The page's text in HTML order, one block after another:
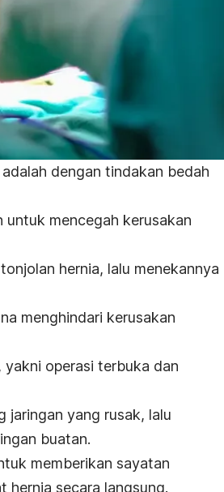
dengan tindakan bedah
untuk mencegah kerusakan
hernia, lalu menekannya
menghindari kerusakan
operasi terbuka dan
jaringan yang rusak, lalu
buatan.
memberikan sayatan
hernia secara langsung.